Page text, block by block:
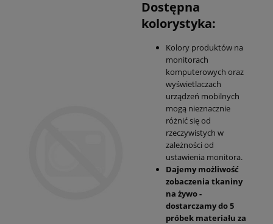
Dostępna
kolorystyka:
Kolory produktów na
monitorach
komputerowych oraz
wyświetlaczach
urządzeń mobilnych
mogą nieznacznie
różnić się od
rzeczywistych w
zależności od
ustawienia monitora.
Dajemy możliwość
zobaczenia tkaniny
na żywo -
dostarczamy do 5
próbek materiału za